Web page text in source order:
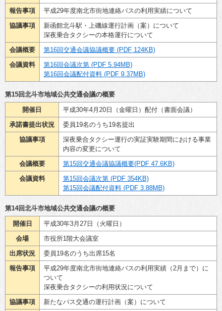
報告事項
平成29年度南北市街地連絡バスの利用実績について
協議事項
新函館北斗駅・上磯線運行計画（案）について
深夜乗合タクシーの本格運行について
会議概要
第16回交通会議協議概要 (PDF 124KB)
会議資料
第16回会議次第 (PDF 5.94MB)
第16回会議配付資料 (PDF 9.37MB)
第15回北斗市地域公共交通会議の概要
開催日
平成30年4月20日（金曜日）配付（書面会議）
承諾書提出状況
委員19名のうち19名提出
協議事項
深夜乗合タクシー運行の実証実験期間における事業
内容の変更について
会議概要
第15回交通会議協議概要(PDF 47.6KB)
会議資料
第15回会議次第 (PDF 354KB)
第15回会議配付資料 (PDF 3.88MB)
第14回北斗市地域公共交通会議の概要
開催日
平成30年3月27日（火曜日）
会場
市役所1階大会議室
出席状況
委員19名のうち出席15名
報告事項
平成29年度南北市街地連絡バスの利用実績（2月まで）に
ついて
深夜乗合タクシーの利用状況について
協議事項
新たなバス交通の運行計画（案）について